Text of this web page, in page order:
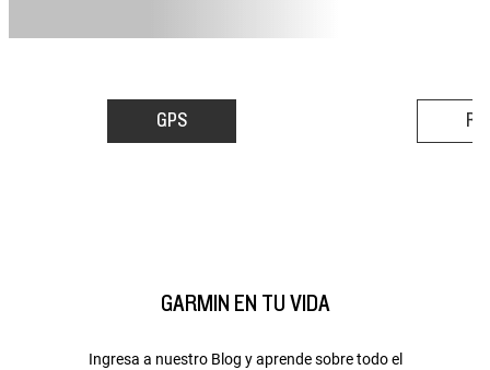
GPS
GARMIN EN TU VIDA
Ingresa a nuestro Blog y aprende sobre todo el